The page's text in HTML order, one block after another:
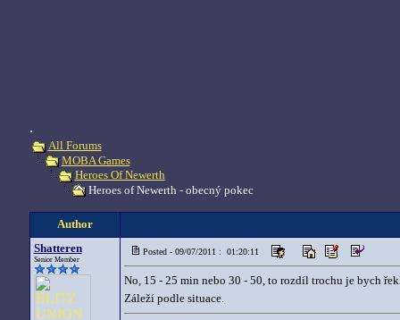
.
All Forums
MOBA Games
Heroes Of Newerth
Heroes of Newerth - obecný pokec
Author
Shatteren
Senior Member
Posted - 09/07/2011 : 01:20:11
No, 15 - 25 min nebo 30 - 50, to rozdíl trochu je bych
Záleží podle situace.